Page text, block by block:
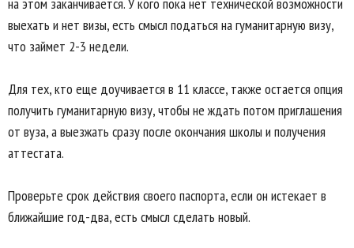
выехать и нет визы, есть смысл податься на гуманитарную визу,
что займет 2-3 недели.
Для тех, кто еще доучивается в 11 классе, также остается опция
получить гуманитарную визу, чтобы не ждать потом приглашения
от вуза, а выезжать сразу после окончания школы и получения
аттестата.
Проверьте срок действия своего паспорта, если он истекает в
ближайшие год-два, есть смысл сделать новый.